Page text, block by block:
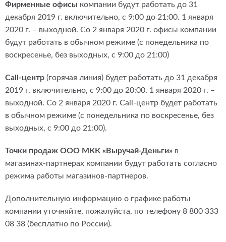
Фирменные офисы компании будут работать до 31
декабря 2019 г. включительно, с 9:00 до 21:00. 1 января
2020 г. – выходной. Со 2 января 2020 г. офисы компании
будут работать в обычном режиме (с понедельника по
воскресенье, без выходных, с 9:00 до 21:00)
Сall-центр (горячая линия) будет работать до 31 декабря
2019 г. включительно, с 9:00 до 20:00. 1 января 2020 г. –
выходной. Со 2 января 2020 г. Сall-центр будет работать
в обычном режиме (с понедельника по воскресенье, без
выходных, с 9:00 до 21:00).
Точки продаж ООО МКК «Выручай-Деньги» в
магазинах-партнерах компании будут работать согласно
режима работы магазинов-партнеров.
Дополнительную информацию о графике работы
компании уточняйте, пожалуйста, по телефону 8 800 333
08 38 (бесплатно по России).